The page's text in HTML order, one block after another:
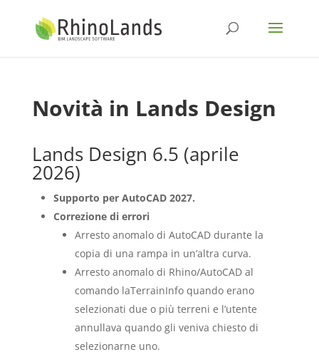
Novità in Lands Design
Lands Design 6.5 (aprile
2026)
Supporto per AutoCAD 2027.
Correzione di errori
Arresto anomalo di AutoCAD durante la
copia di una rampa in un’altra curva.
Arresto anomalo di Rhino/AutoCAD al
comando laTerrainInfo quando erano
selezionati due o più terreni e l’utente
annullava quando gli veniva chiesto di
selezionarne uno.